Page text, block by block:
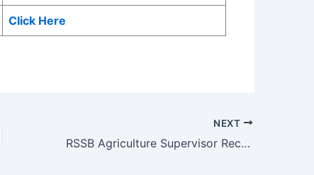
Click Here
NEXT
RSSB Agriculture Supervisor Recruitment 2026 : Total Post 1100